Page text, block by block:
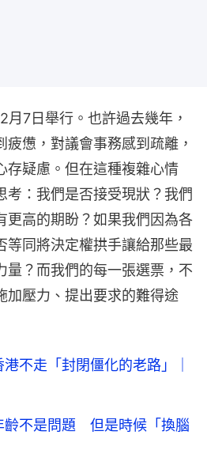
月7日舉行。也許過去幾年，
憊，對議會事務感到疏離，
存疑慮。但在這種複雜心情
考：我們是否接受現狀？我們
更高的期盼？如果我們因為各
等同將決定權拱手讓給那些最
量？而我們的每一張選票，不
加壓力、提出要求的難得途
不走「封閉僵化的老路」｜
齡不是問題 但是時候「換腦